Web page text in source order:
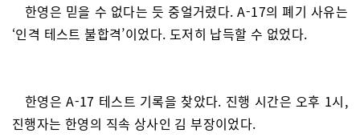
한영은 믿을 수 없다는 듯 중얼거렸다. A-17의 폐기 사유는
‘인격 테스트 불합격’이었다. 도저히 납득할 수 없었다.
한영은 A-17 테스트 기록을 찾았다. 진행 시간은 오후 1시,
진행자는 한영의 직속 상사인 김 부장이었다.